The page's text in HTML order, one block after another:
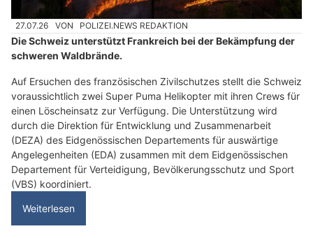
27.07.26 VON POLIZEI.NEWS REDAKTION
Die Schweiz unterstützt Frankreich bei der Bekämpfung der
schweren Waldbrände.
Auf Ersuchen des französischen Zivilschutzes stellt die Schweiz
voraussichtlich zwei Super Puma Helikopter mit ihren Crews für
einen Löscheinsatz zur Verfügung. Die Unterstützung wird
durch die Direktion für Entwicklung und Zusammenarbeit
(DEZA) des Eidgenössischen Departements für auswärtige
Angelegenheiten (EDA) zusammen mit dem Eidgenössischen
Departement für Verteidigung, Bevölkerungsschutz und Sport
(VBS) koordiniert.
Weiterlesen